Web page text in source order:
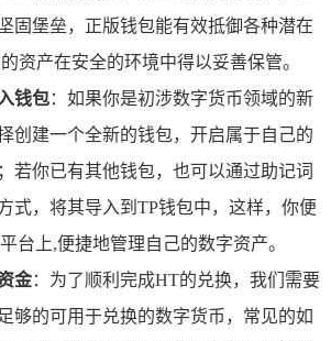
固堡垒，正版钱包能有效抵御各种潜在
资产在安全的环境中得以妥善保管。
钱包：如果你是初涉数字货币领域的新
创建一个全新的钱包，开启属于自己的
若你已有其他钱包，也可以通过助记词
式，将其导入到TP钱包中，这样，你便
台上,便捷地管理自己的数字资产。
金：为了顺利完成HT的兑换，我们需要
够的可用于兑换的数字货币，常见的如